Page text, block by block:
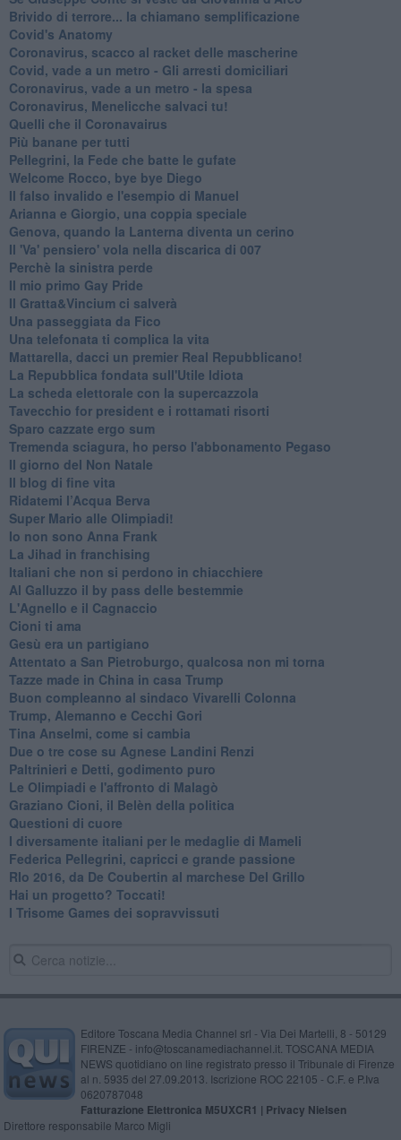
Brivido di terrore... la chiamano semplificazione
Covid's Anatomy
Coronavirus, scacco al racket delle mascherine
Covid, vade a un metro - Gli arresti domiciliari
Coronavirus, vade a un metro - la spesa
Coronavirus, Menelicche salvaci tu!
Quelli che il Coronavairus
Più banane per tutti
Pellegrini, la Fede che batte le gufate
Welcome Rocco, bye bye Diego
Il falso invalido e l'esempio di Manuel
Arianna e Giorgio, una coppia speciale
Genova, quando la Lanterna diventa un cerino
Il 'Va' pensiero' vola nella discarica di 007
Perchè la sinistra perde
Il mio primo Gay Pride
Il Gratta&Vincium ci salverà
Una passeggiata da Fico
Una telefonata ti complica la vita
Mattarella, dacci un premier Real Repubblicano!
La Repubblica fondata sull'Utile Idiota
La scheda elettorale con la supercazzola
Tavecchio for president e i rottamati risorti
Sparo cazzate ergo sum
Tremenda sciagura, ho perso l'abbonamento Pegaso
Il giorno del Non Natale
Il blog di fine vita
​Ridatemi l’Acqua Berva
Super Mario alle Olimpiadi!
Io non sono Anna Frank
​La Jihad in franchising
Italiani che non si perdono in chiacchiere
Al Galluzzo il by pass delle bestemmie
L'Agnello e il Cagnaccio
Cioni ti ama
​Gesù era un partigiano
Attentato a San Pietroburgo, qualcosa non mi torna
Tazze made in China in casa Trump
Buon compleanno al sindaco Vivarelli Colonna
Trump, Alemanno e Cecchi Gori
Tina Anselmi, come si cambia
Due o tre cose su Agnese Landini Renzi
Paltrinieri e Detti, godimento puro
Le Olimpiadi e l'affronto di Malagò
Graziano Cioni, il Belèn della politica
Questioni di cuore
I diversamente italiani per le medaglie di Mameli
Federica Pellegrini, capricci e grande passione
RIo 2016, da De Coubertin al marchese Del Grillo
​Hai un progetto? Toccati!
​I Trisome Games dei sopravvissuti
Editore Toscana Media Channel srl - Via Dei Martelli, 8 - 50129
FIRENZE - info@toscanamediachannel.it. TOSCANA MEDIA
NEWS quotidiano on line registrato presso il Tribunale di Firenze
al n. 5935 del 27.09.2013. Iscrizione ROC 22105 - C.F. e P.Iva
0620787048
Fatturazione Elettronica M5UXCR1 | Privacy Nielsen
Direttore responsabile Marco Migli